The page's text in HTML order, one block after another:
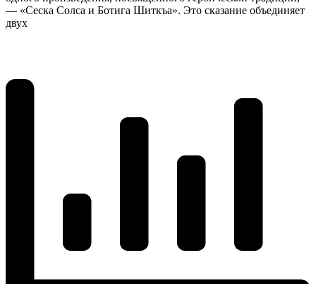
— «Сеска Солса и Ботига Шиткъа». Это сказание объединяет
двух